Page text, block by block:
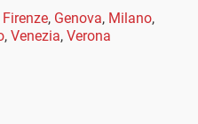
Firenze, Genova, Milano,
, Venezia, Verona